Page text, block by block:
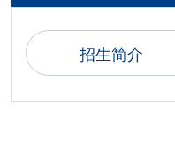
招生简介